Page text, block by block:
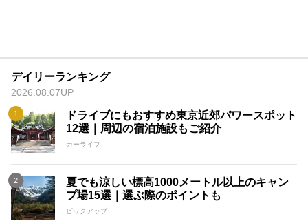
デイリーランキング
2026.08.07UP
ドライブにもおすすめ東京近郊パワースポット
12選｜周辺の宿泊施設もご紹介
カーライフ
夏でも涼しい標高1000メートル以上のキャン
プ場15選｜選ぶ際のポイントも
ピックアップ